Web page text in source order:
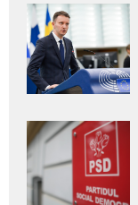
Adaugă
aici textul
pentru
subtitlu
Adaugă
aici textul
pentru
subtitlu